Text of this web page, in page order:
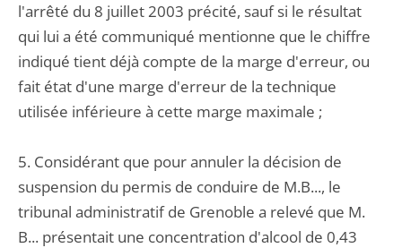
l'arrêté du 8 juillet 2003 précité, sauf si le résultat
qui lui a été communiqué mentionne que le chiffre
indiqué tient déjà compte de la marge d'erreur, ou
fait état d'une marge d'erreur de la technique
utilisée inférieure à cette marge maximale ;
5. Considérant que pour annuler la décision de
suspension du permis de conduire de M.B..., le
tribunal administratif de Grenoble a relevé que M.
B... présentait une concentration d'alcool de 0,43